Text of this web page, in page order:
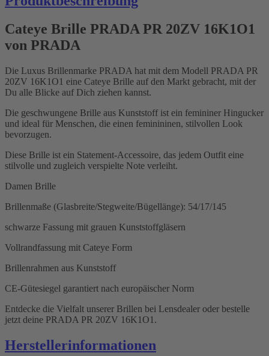
Cateye Brille PRADA PR 20ZV 16K1O1
von PRADA
Die Luxus Brillenmarke PRADA hat mit dem Modell PRADA PR
20ZV 16K1O1 eine Cateye Brille auf den Markt gebracht, mit der
Du alle Blicke auf Dich ziehen kannst.
Die geschwungene Brille aus Kunststoff ist ein femininer Hingucker
und ideal für Menschen, die einen feminininen, stilvollen Look
bevorzugen.
Diese Brille ist ein Statement-Accessoire, das jedem Outfit eine
stilvolle und zugleich verspielte Note verleiht.
Damen Brille
Brillenmaße (Glasbreite/Stegweite/Bügellänge): 54/17/145
schwarze Fassung mit grauen Kunststoffgläsern
Vollrandfassung mit Cateye Form
Brillenrahmen aus Kunststoff
CE-Gütesiegel garantiert nach europäischer Norm
Entdecke die Vielfalt unserer Brillen bei Lensdealer oder bestelle
jetzt deine PRADA PR 20ZV 16K1O1.
Herstellerinformationen